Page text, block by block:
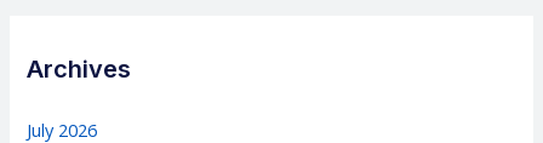
Archives
July 2026